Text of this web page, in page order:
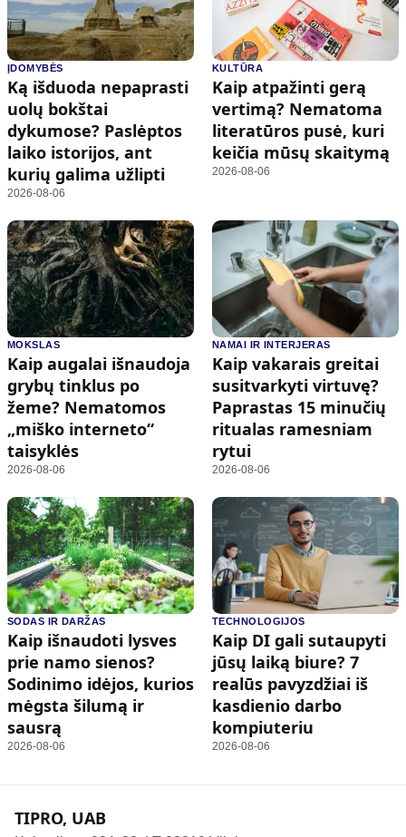
ĮDOMYBĖS
Ką išduoda nepaprasti
uolų bokštai
dykumose? Paslėptos
laiko istorijos, ant
kurių galima užlipti
2026-08-06
KULTŪRA
Kaip atpažinti gerą
vertimą? Nematoma
literatūros pusė, kuri
keičia mūsų skaitymą
2026-08-06
MOKSLAS
Kaip augalai išnaudoja
grybų tinklus po
žeme? Nematomos
„miško interneto“
taisyklės
2026-08-06
NAMAI IR INTERJERAS
Kaip vakarais greitai
susitvarkyti virtuvę?
Paprastas 15 minučių
ritualas ramesniam
rytui
2026-08-06
SODAS IR DARŽAS
Kaip išnaudoti lysves
prie namo sienos?
Sodinimo idėjos, kurios
mėgsta šilumą ir
sausrą
2026-08-06
TECHNOLOGIJOS
Kaip DI gali sutaupyti
jūsų laiką biure? 7
realūs pavyzdžiai iš
kasdienio darbo
kompiuteriu
2026-08-06
TIPRO, UAB